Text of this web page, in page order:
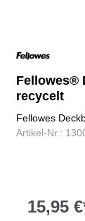
Fellowes®
recycelt
Fellowes
Artikel-Nr.:
15,95